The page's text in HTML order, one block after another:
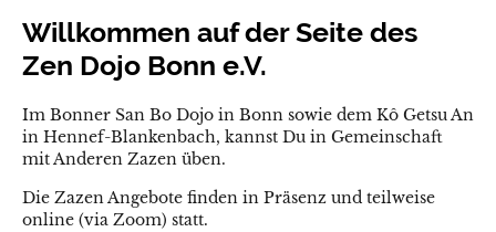
Willkommen auf der Seite des
Zen Dojo Bonn e.V.
Im Bonner San Bo Dojo in Bonn sowie dem Kô Getsu An
in Hennef-Blankenbach, kannst Du in Gemeinschaft
mit Anderen Zazen üben.
Die Zazen Angebote finden in Präsenz und teilweise
online (via Zoom) statt.